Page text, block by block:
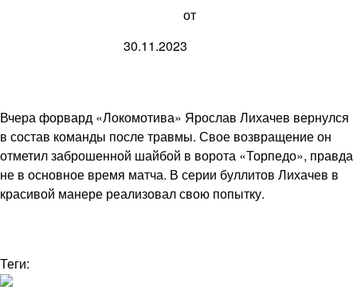
от
30.11.2023
Вчера форвард «Локомотива» Ярослав Лихачев вернулся
в состав команды после травмы. Свое возвращение он
отметил заброшенной шайбой в ворота «Торпедо», правда
не в основное время матча. В серии буллитов Лихачев в
красивой манере реализовал свою попытку.
Теги: